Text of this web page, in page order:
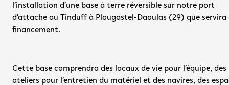
l’installation d’une base à terre réversible sur notre port
d’attache au Tinduff à Plougastel-Daoulas (29) que servira
financement.
Cette base comprendra des locaux de vie pour l’équipe, des
ateliers pour l’entretien du matériel et des navires, des